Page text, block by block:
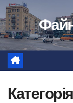
Перейти
до
вмісту